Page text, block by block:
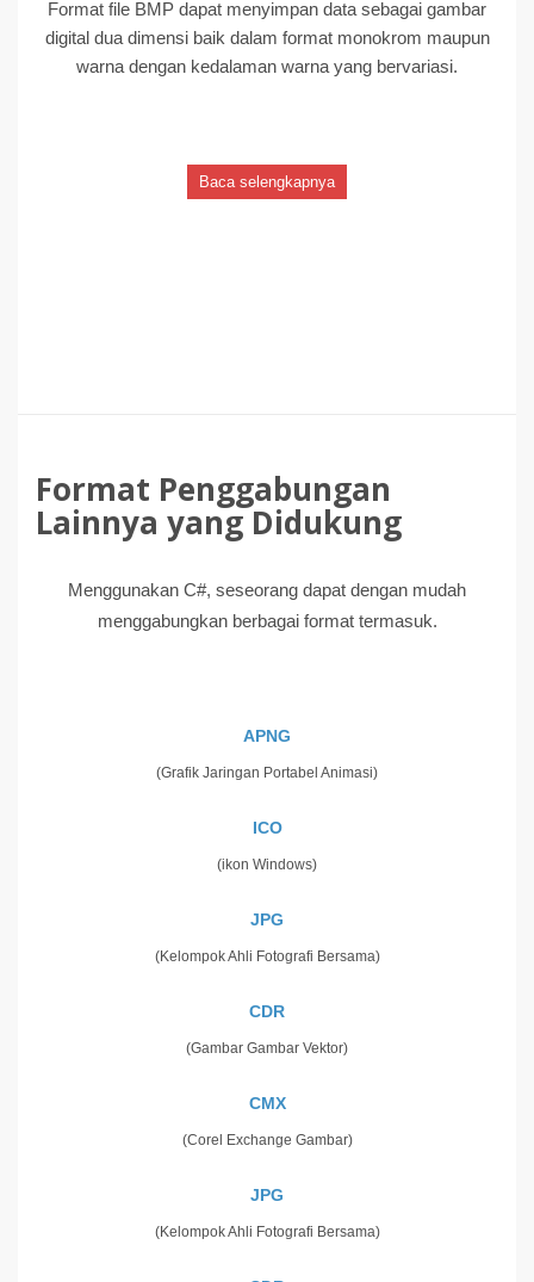
Format file BMP dapat menyimpan data sebagai gambar
digital dua dimensi baik dalam format monokrom maupun
warna dengan kedalaman warna yang bervariasi.
Baca selengkapnya
Format Penggabungan
Lainnya yang Didukung
Menggunakan C#, seseorang dapat dengan mudah
menggabungkan berbagai format termasuk.
APNG
(Grafik Jaringan Portabel Animasi)
ICO
(ikon Windows)
JPG
(Kelompok Ahli Fotografi Bersama)
CDR
(Gambar Gambar Vektor)
CMX
(Corel Exchange Gambar)
JPG
(Kelompok Ahli Fotografi Bersama)